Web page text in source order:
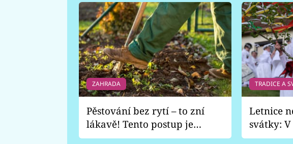
ZAHRADA
Pěstování bez rytí – to zní
lákavě! Tento postup je
vhodný jen pro některé
TRADICE A
Letnice
svátky:
pondělí